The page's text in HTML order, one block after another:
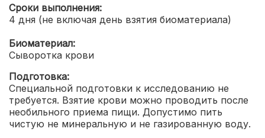
Сроки выполнения:
4 дня (не включая день взятия биоматериала)
Биоматериал:
Сыворотка крови
Подготовка:
Специальной подготовки к исследованию не
требуется. Взятие крови можно проводить после
необильного приема пищи. Допустимо пить
чистую не минеральную и не газированную воду.